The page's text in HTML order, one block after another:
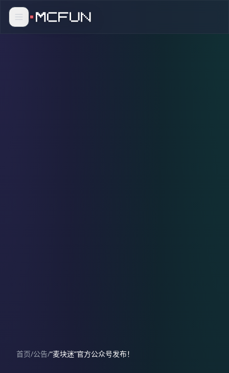
首页/公告/“麦块迷”官方公众号发布！